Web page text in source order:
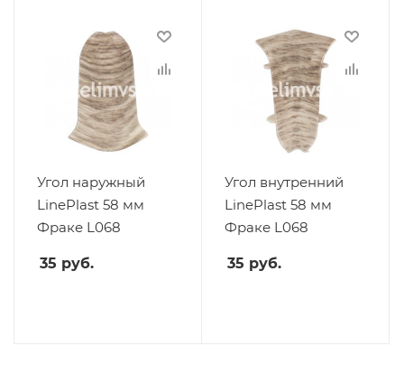
Угол наружный
LinePlast 58 мм
Фраке L068
35 руб.
Угол внутренний
LinePlast 58 мм
Фраке L068
35 руб.